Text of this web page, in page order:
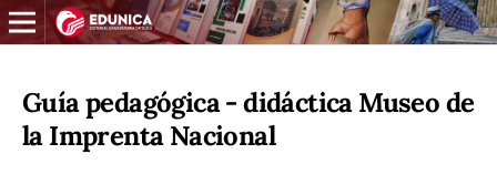
Guía pedagógica - didáctica Museo de
la Imprenta Nacional